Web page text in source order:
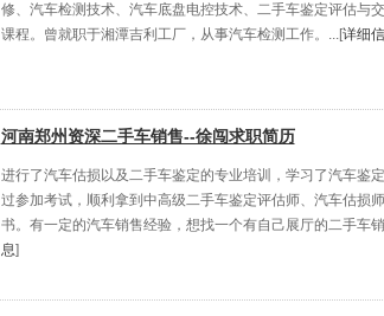
修、汽车检测技术、汽车底盘电控技术、二手车鉴定评估与
课程。曾就职于湘潭吉利工厂，从事汽车检测工作。...[详细
河南郑州资深二手车销售--徐闯求职简历
进行了汽车估损以及二手车鉴定的专业培训，学习了汽车鉴
过参加考试，顺利拿到中高级二手车鉴定评估师、汽车估损
书。有一定的汽车销售经验，想找一个有自己展厅的二手车
息]